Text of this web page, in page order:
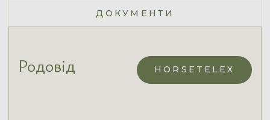
ДОКУМЕНТИ
Родовід HORSETELEX